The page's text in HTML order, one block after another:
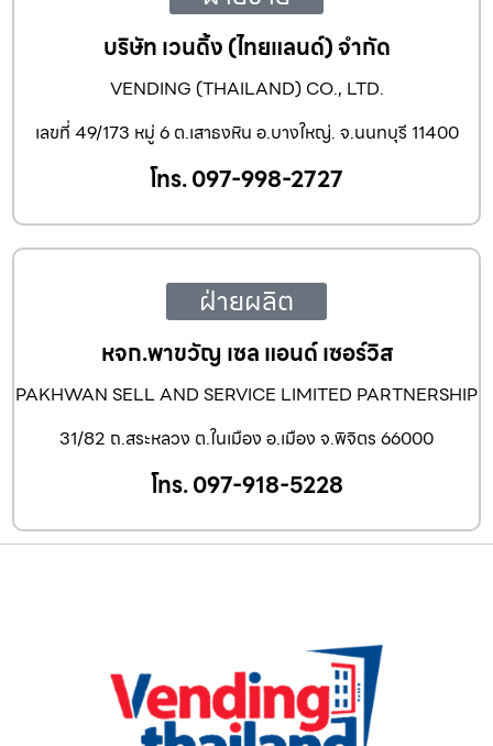
บริษัท เวนดิ้ง (ไทยแลนด์) จำกัด
VENDING (THAILAND) CO., LTD.
เลขที่ 49/173 หมู่ 6 ต.เสาธงหิน อ.บางใหญ่. จ.นนทบุรี 11400
โทร. 097-998-2727
ฝ่ายผลิต
หจก.พาขวัญ เซล แอนด์ เซอร์วิส
PAKHWAN SELL AND SERVICE LIMITED PARTNERSHIP
31/82 ถ.สระหลวง ต.ในเมือง อ.เมือง จ.พิจิตร 66000
โทร. 097-918-5228